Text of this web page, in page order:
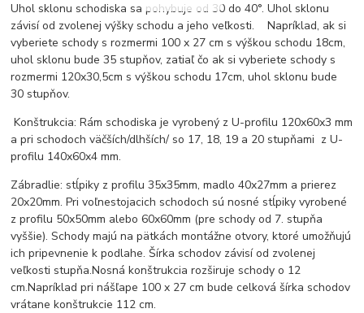
Uhol sklonu schodiska sa pohybuje od 30 do 40°. Uhol sklonu
závisí od zvolenej výšky schodu a jeho veľkosti.
Napríklad, ak si
vyberiete schody s rozmermi 100 x 27 cm s výškou schodu 18cm,
uhol sklonu bude 35 stupňov, zatiaľ čo ak si vyberiete schody s
rozmermi 120x30,5cm s výškou schodu 17cm, uhol sklonu bude
30 stupňov.
Konštrukcia: Rám schodiska je vyrobený z U-profilu 120x60x3 mm
a pri schodoch väčších/dlhších/ so 17, 18, 19 a 20 stupňami z U-
profilu 140x60x4 mm.
Zábradlie: stĺpiky z profilu 35x35mm, madlo 40x27mm a prierez
20x20mm. Pri voľnestojacich schodoch sú nosné stĺpiky vyrobené
z profilu 50x50mm alebo 60x60mm (pre schody od 7. stupňa
vyššie). Schody majú na pätkách montážne otvory, ktoré umožňujú
ich pripevnenie k podlahe. Šírka schodov závisí od zvolenej
veľkosti stupňa.Nosná konštrukcia rozširuje schody o 12
cm.Napríklad pri nášľape 100 x 27 cm bude celková šírka schodov
vrátane konštrukcie 112 cm.